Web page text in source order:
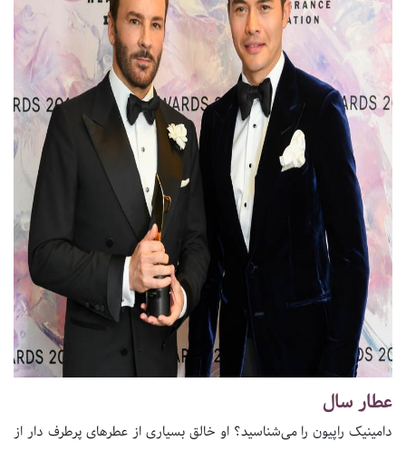
عطار سال
دامینیک راپیون را می‌شناسید؟ او خالق بسیاری از عطرهای پرطرف دار از